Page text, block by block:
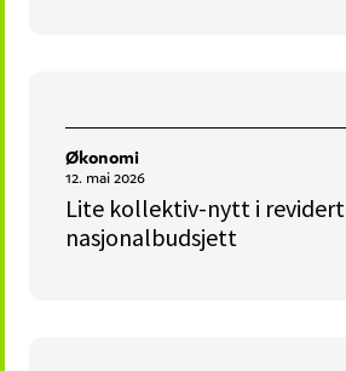
Økonomi
12. mai 2026
Lite kollektiv-nytt i revidert
nasjonalbudsjett